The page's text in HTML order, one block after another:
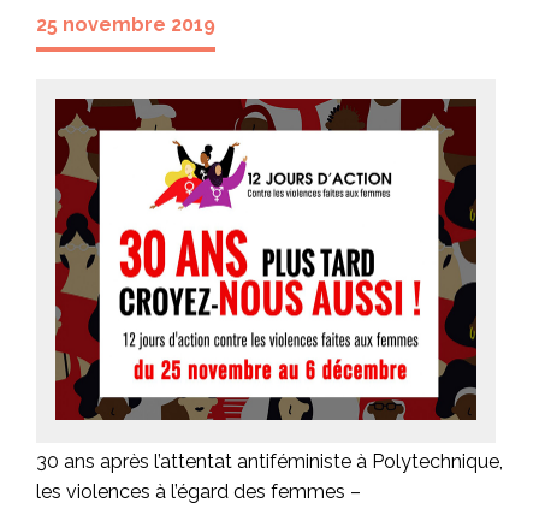
25 novembre 2019
30 ans après l’attentat antiféministe à Polytechnique,
les violences à l’égard des femmes –